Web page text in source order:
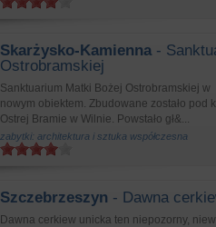
Skarżysko-Kamienna-
Ostrobramskiej
Sanktuarium Matki Bożej Ostrobramskiej
nowym obiektem. Zbudowane zostało pod
Ostrej Bramie w Wilnie. Powstało gł&...
zabytki: architektura i sztuka współczesna
Szczebrzeszyn - Dawna
Dawna cerkiew unicka ten niepozorny,